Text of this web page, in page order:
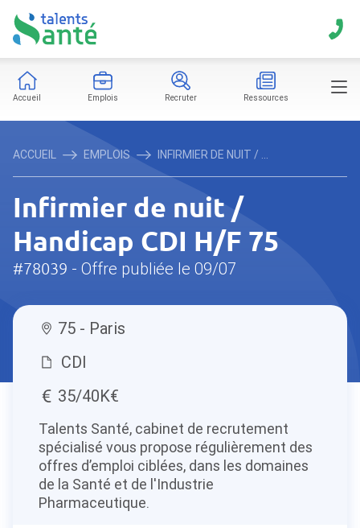
Accueil Emplois Recruter Ressources
ACCUEIL EMPLOIS INFIRMIER DE NUIT / ...
Infirmier de nuit /
Handicap CDI H/F 75
#78039 - Offre publiée le 09/07
75 - Paris
CDI
35/40K€
Talents Santé, cabinet de recrutement
spécialisé vous propose régulièrement des
offres d’emploi ciblées, dans les domaines
de la Santé et de l'Industrie
Pharmaceutique.